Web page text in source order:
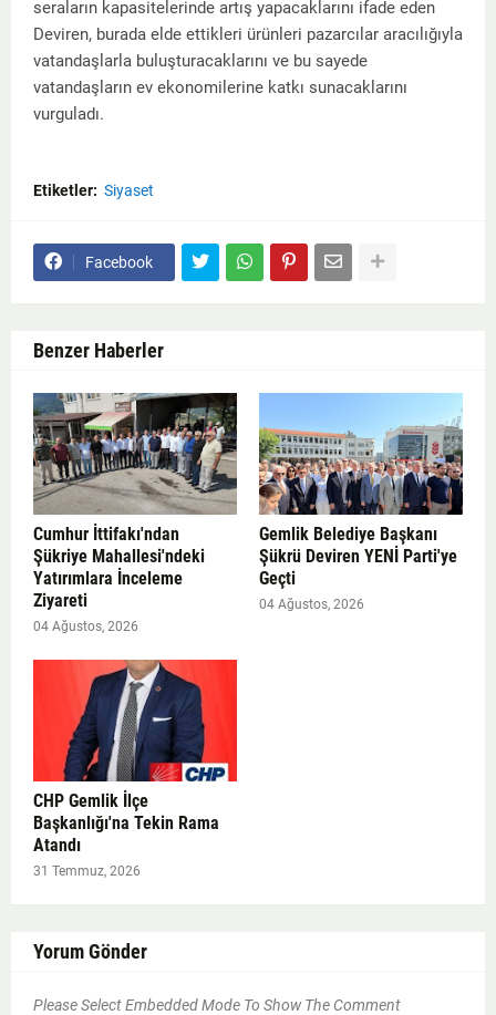
seraların kapasitelerinde artış yapacaklarını ifade eden
Deviren, burada elde ettikleri ürünleri pazarcılar aracılığıyla
vatandaşlarla buluşturacaklarını ve bu sayede
vatandaşların ev ekonomilerine katkı sunacaklarını
vurguladı.
Etiketler: Siyaset
Facebook
Benzer Haberler
Cumhur İttifakı'ndan
Şükriye Mahallesi'ndeki
Yatırımlara İnceleme
Ziyareti
04 Ağustos, 2026
Gemlik Belediye Başkanı
Şükrü Deviren YENİ Parti'ye
Geçti
04 Ağustos, 2026
CHP Gemlik İlçe
Başkanlığı'na Tekin Rama
Atandı
31 Temmuz, 2026
Yorum Gönder
Please Select Embedded Mode To Show The Comment